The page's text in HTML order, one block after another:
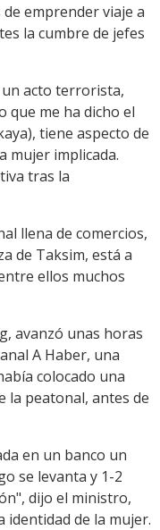
emprender viaje a
la cumbre de jefes
un acto terrorista,
que me ha dicho el
tiene aspecto de
mujer implicada.
tras la
llena de comercios,
de Taksim, está a
ellos muchos
avanzó unas horas
A Haber, una
colocado una
la peatonal, antes de
en un banco un
se levanta y 1-2
dijo el ministro,
identidad de la mujer.